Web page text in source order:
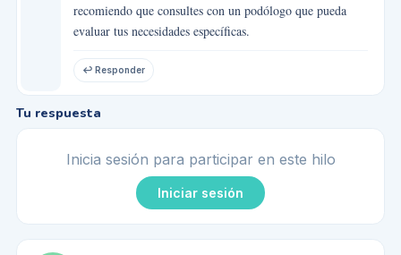
recomiendo que consultes con un podólogo que pueda
evaluar tus necesidades específicas.
↩ Responder
Tu respuesta
Inicia sesión para participar en este hilo
Iniciar sesión